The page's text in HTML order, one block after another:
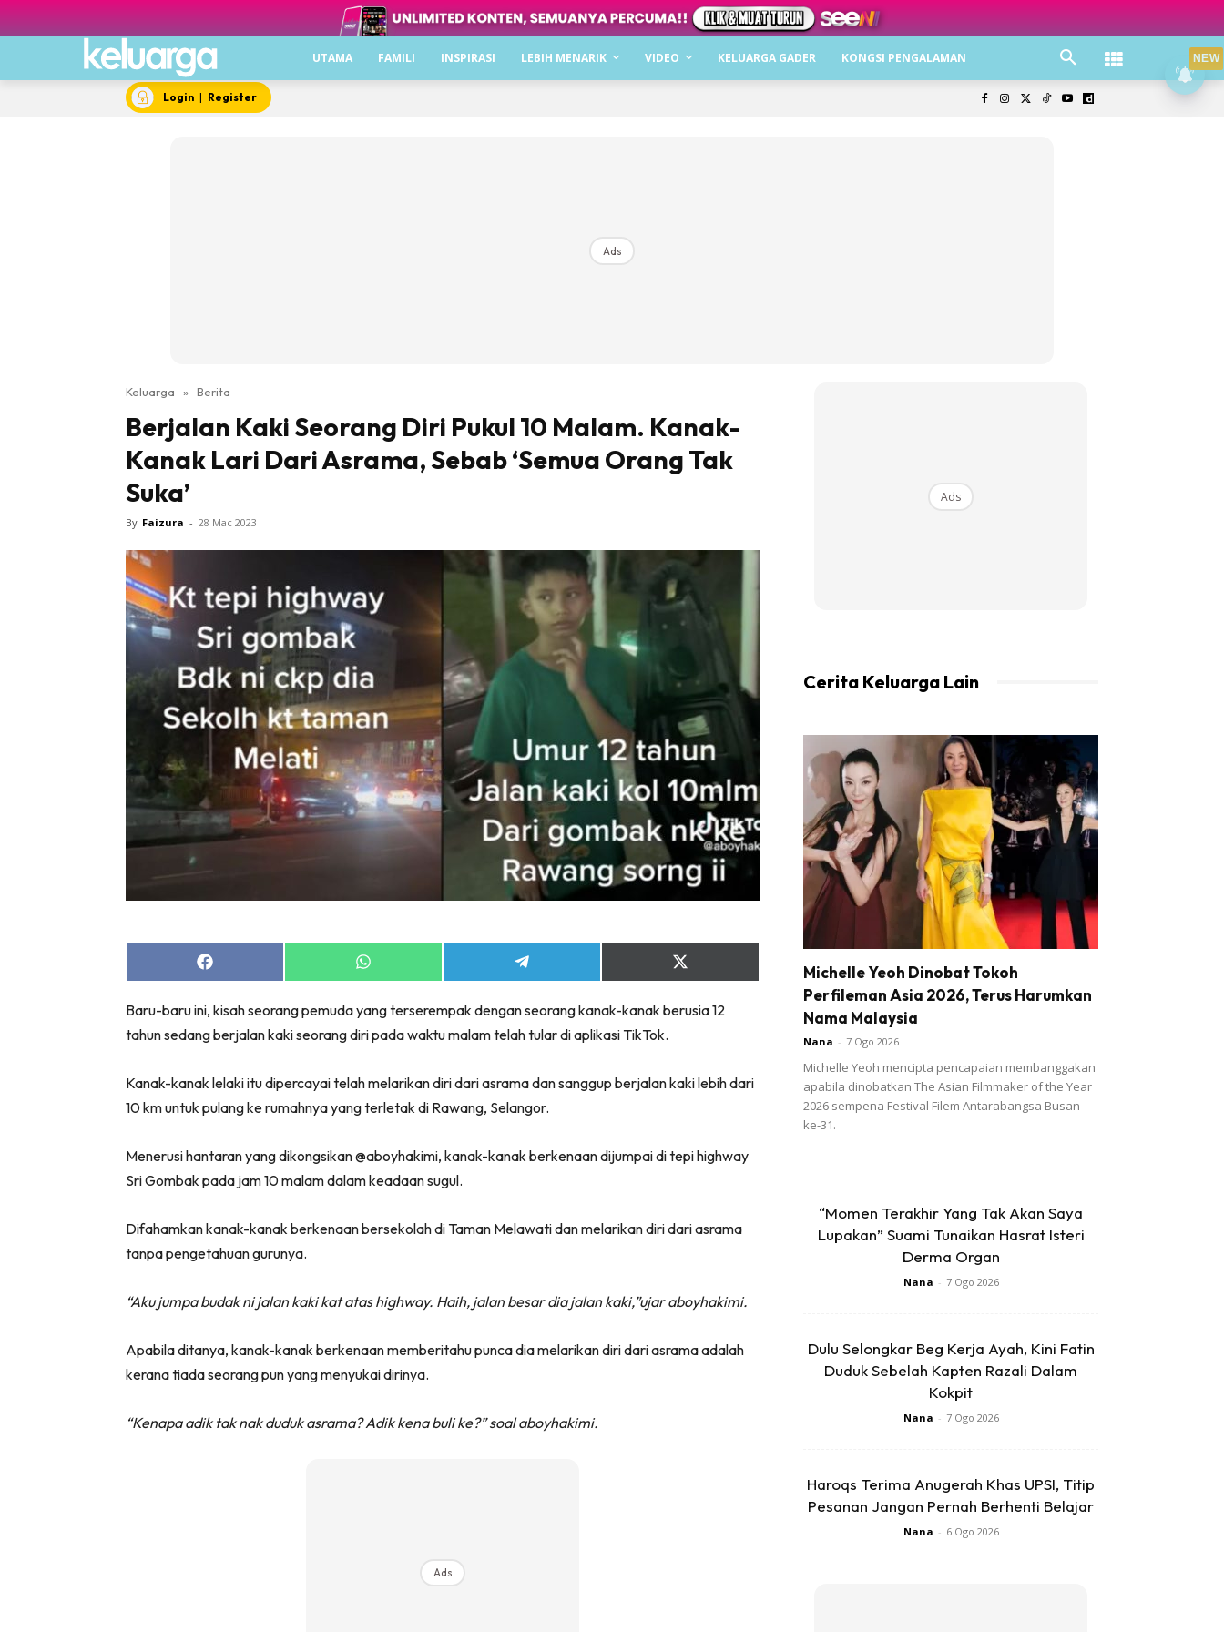
UTAMA FAMILI INSPIRASI LEBIH MENARIK VIDEO KELUARGA GADER KONGSI PENGALAMAN
Login | Register
Ads
Keluarga » Berita
Berjalan Kaki Seorang Diri Pukul 10 Malam. Kanak-
Kanak Lari Dari Asrama, Sebab ‘Semua Orang Tak
Suka’
By Faizura - 28 Mac 2023
Share
on
Share
on
Share
on
Share
on
(Twitter)
Baru-baru ini, kisah seorang pemuda yang terserempak dengan seorang kanak-kanak berusia 12
tahun sedang berjalan kaki seorang diri pada waktu malam telah tular di aplikasi TikTok.
Kanak-kanak lelaki itu dipercayai telah melarikan diri dari asrama dan sanggup berjalan kaki lebih dari
10 km untuk pulang ke rumahnya yang terletak di Rawang, Selangor.
Menerusi hantaran yang dikongsikan @aboyhakimi, kanak-kanak berkenaan dijumpai di tepi highway
Sri Gombak pada jam 10 malam dalam keadaan sugul.
Difahamkan kanak-kanak berkenaan bersekolah di Taman Melawati dan melarikan diri dari asrama
tanpa pengetahuan gurunya.
“Aku jumpa budak ni jalan kaki kat atas highway. Haih, jalan besar dia jalan kaki,”ujar aboyhakimi.
Apabila ditanya, kanak-kanak berkenaan memberitahu punca dia melarikan diri dari asrama adalah
kerana tiada seorang pun yang menyukai dirinya.
“Kenapa adik tak nak duduk asrama? Adik kena buli ke?” soal aboyhakimi.
Ads
Ads
Cerita Keluarga Lain
Michelle Yeoh Dinobat Tokoh
Perfileman Asia 2026, Terus Harumkan
Nama Malaysia
Nana - 7 Ogo 2026
Michelle Yeoh mencipta pencapaian membanggakan
apabila dinobatkan The Asian Filmmaker of the Year
2026 sempena Festival Filem Antarabangsa Busan
ke-31.
“Momen Terakhir Yang Tak Akan Saya
Lupakan” Suami Tunaikan Hasrat Isteri
Derma Organ
Nana - 7 Ogo 2026
Dulu Selongkar Beg Kerja Ayah, Kini Fatin
Duduk Sebelah Kapten Razali Dalam
Kokpit
Nana - 7 Ogo 2026
Haroqs Terima Anugerah Khas UPSI, Titip
Pesanan Jangan Pernah Berhenti Belajar
Nana - 6 Ogo 2026
NEW